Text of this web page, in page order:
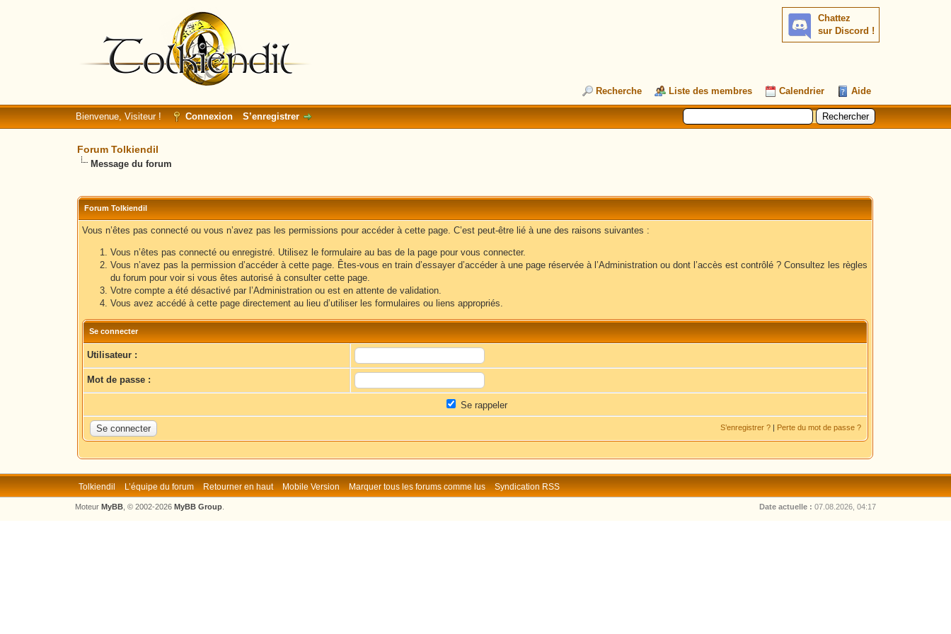
Chattez
sur Discord !
Recherche Liste des membres Calendrier Aide
Bienvenue, Visiteur ! Connexion S’enregistrer
Forum Tolkiendil
Message du forum
Forum Tolkiendil
Vous n’êtes pas connecté ou vous n’avez pas les permissions pour accéder à cette page. C’est peut-être lié à une des raisons suivantes :
Vous n’êtes pas connecté ou enregistré. Utilisez le formulaire au bas de la page pour vous connecter.
Vous n’avez pas la permission d’accéder à cette page. Êtes-vous en train d’essayer d’accéder à une page réservée à l’Administration ou dont l’accès est contrôlé ? Consultez les règles
du forum pour voir si vous êtes autorisé à consulter cette page.
Votre compte a été désactivé par l’Administration ou est en attente de validation.
Vous avez accédé à cette page directement au lieu d’utiliser les formulaires ou liens appropriés.
Se connecter
Utilisateur :
Mot de passe :
Se rappeler
S’enregistrer ? | Perte du mot de passe ?
Tolkiendil L’équipe du forum Retourner en haut Mobile Version Marquer tous les forums comme lus Syndication RSS
Date actuelle : 07.08.2026, 04:17
Moteur MyBB, © 2002-2026 MyBB Group.